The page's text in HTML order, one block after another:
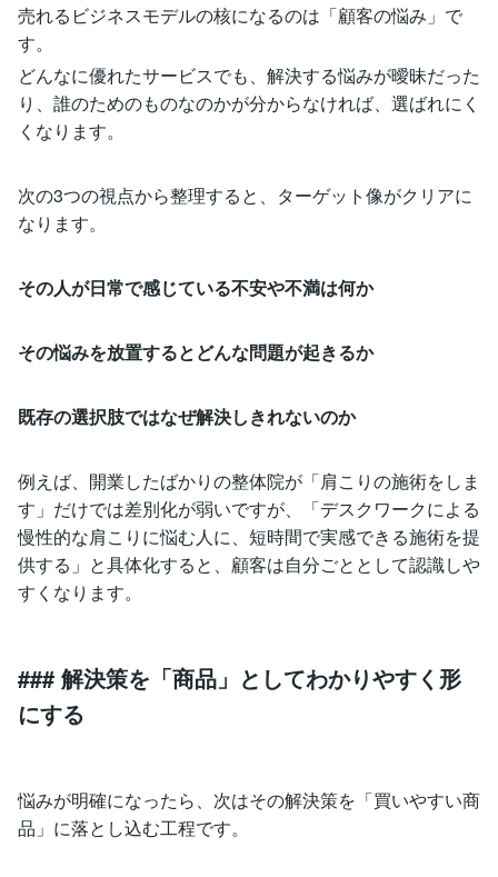
売れるビジネスモデルの核になるのは「顧客の悩み」で
す。
どんなに優れたサービスでも、解決する悩みが曖昧だった
り、誰のためのものなのかが分からなければ、選ばれにく
くなります。
次の3つの視点から整理すると、ターゲット像がクリアに
なります。
その人が日常で感じている不安や不満は何か
その悩みを放置するとどんな問題が起きるか
既存の選択肢ではなぜ解決しきれないのか
例えば、開業したばかりの整体院が「肩こりの施術をしま
す」だけでは差別化が弱いですが、「デスクワークによる
慢性的な肩こりに悩む人に、短時間で実感できる施術を提
供する」と具体化すると、顧客は自分ごととして認識しや
すくなります。
### 解決策を「商品」としてわかりやすく形
にする
悩みが明確になったら、次はその解決策を「買いやすい商
品」に落とし込む工程です。